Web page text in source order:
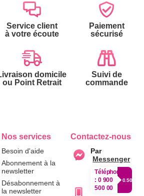
Service client
à votre écoute
Paiement
sécurisé
domicile
ou Point Retrait
Suivi de
commande
Nos services
Besoin d'aide
Abonnement à la
newsletter
Désabonnement à
la newsletter
Contactez-nous
Par
Messenger
Téléphone
: 0 900
500 00
0.50€/